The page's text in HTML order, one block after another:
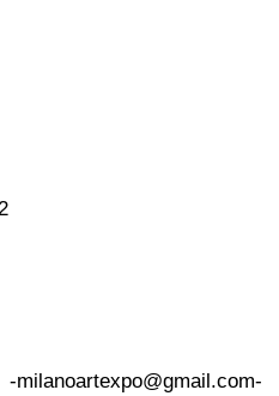
-milanoartexpo@gmail.com-